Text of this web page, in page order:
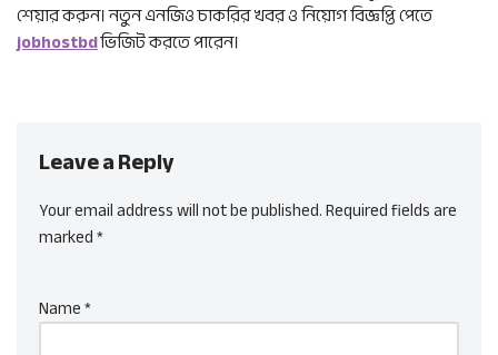
শেয়ার করুন। নতুন এনজিও চাকরির খবর ও নিয়োগ বিজ্ঞপ্তি পেতে
jobhostbdভিজিট করতে পারেন।
Leave a Reply
Your email address will not be published.Required fields are
marked*
Name*